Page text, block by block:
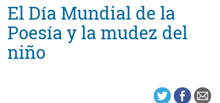
El Día Mundial de la
Poesía y la mudez del
niño